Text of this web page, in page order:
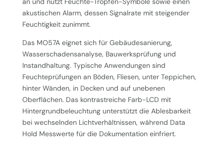
akustischen Alarm, dessen Signalrate mit steigender
Feuchtigkeit zunimmt.
Das MO57A eignet sich für Gebäudesanierung,
Wasserschadensanalyse, Bauwerksprüfung und
Instandhaltung. Typische Anwendungen sind
Feuchteprüfungen an Böden, Fliesen, unter Teppichen,
hinter Wänden, in Decken und auf unebenen
Oberflächen. Das kontrastreiche Farb-LCD mit
Hintergrundbeleuchtung unterstützt die Ablesbarkeit
bei wechselnden Lichtverhältnissen, während Data
Hold Messwerte für die Dokumentation einfriert.